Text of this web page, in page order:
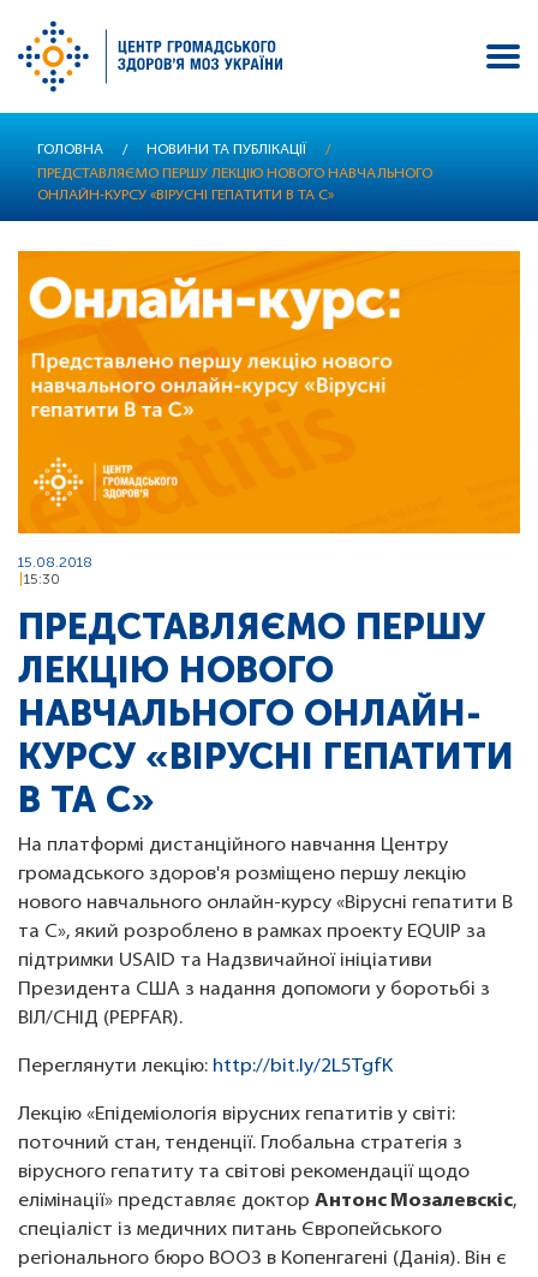
основного
ГОЛОВНА / НОВИНИ ТА ПУБЛІКАЦІЇ
/
ПРЕДСТАВЛЯЄМО ПЕРШУ ЛЕКЦІЮ НОВОГО НАВЧАЛЬНОГО
ОНЛАЙН-КУРСУ «ВІРУСНІ ГЕПАТИТИ В ТА С»
15.08.2018
15:30
ПРЕДСТАВЛЯЄМО ПЕРШУ
ЛЕКЦІЮ НОВОГО
НАВЧАЛЬНОГО ОНЛАЙН-
КУРСУ «ВІРУСНІ ГЕПАТИТИ
В ТА С»
На платформі дистанційного навчання Центру
громадського здоров'я розміщено першу лекцію
нового навчального онлайн-курсу «Вірусні гепатити В
та С», який розроблено в рамках проекту EQUIP за
підтримки USAID та Надзвичайної ініціативи
Президента США з надання допомоги у боротьбі з
ВІЛ/СНІД (PEPFAR).
Переглянути лекцію: http://bit.ly/2L5TgfK
Лекцію «Епідеміологія вірусних гепатитів у світі:
поточний стан, тенденції. Глобальна стратегія з
вірусного гепатиту та світові рекомендації щодо
елімінації» представляє доктор Антонс Мозалевскіс,
спеціаліст із медичних питань Європейського
регіонального бюро ВООЗ в Копенгагені (Данія). Він є